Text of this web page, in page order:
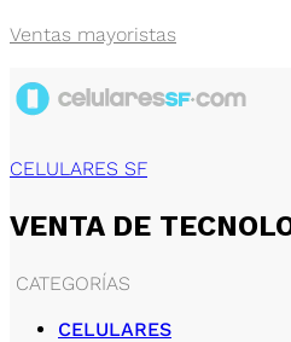
Ventas mayoristas
CELULARES SF
VENTA DE
CATEGORÍAS
CELULARES